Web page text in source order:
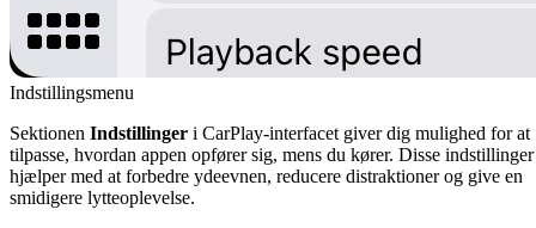
Indstillingsmenu
Sektionen Indstillinger i CarPlay-interfacet giver dig mulighed for at
tilpasse, hvordan appen opfører sig, mens du kører. Disse indstillinger
hjælper med at forbedre ydeevnen, reducere distraktioner og give en
smidigere lytteoplevelse.